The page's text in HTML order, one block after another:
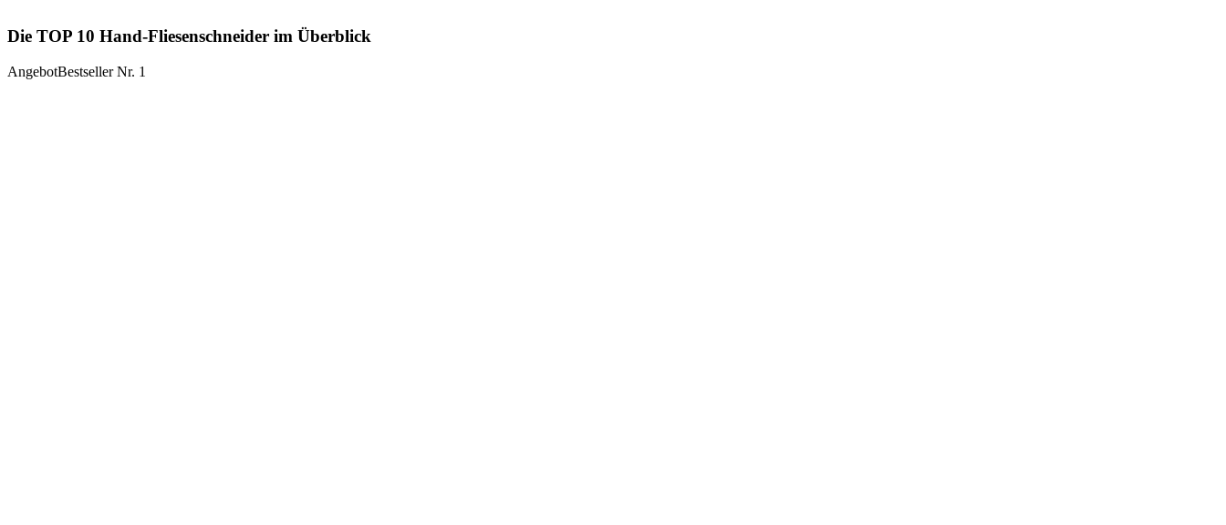
Die TOP 10 Hand-Fliesenschneider im Überblick
AngebotBestseller Nr. 1